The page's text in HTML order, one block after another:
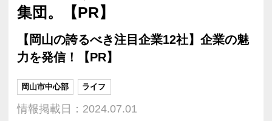
集団。【PR】
【岡山の誇るべき注目企業12社】企業の魅
力を発信！【PR】
岡山市中心部 ライフ
情報掲載日：2024.07.01